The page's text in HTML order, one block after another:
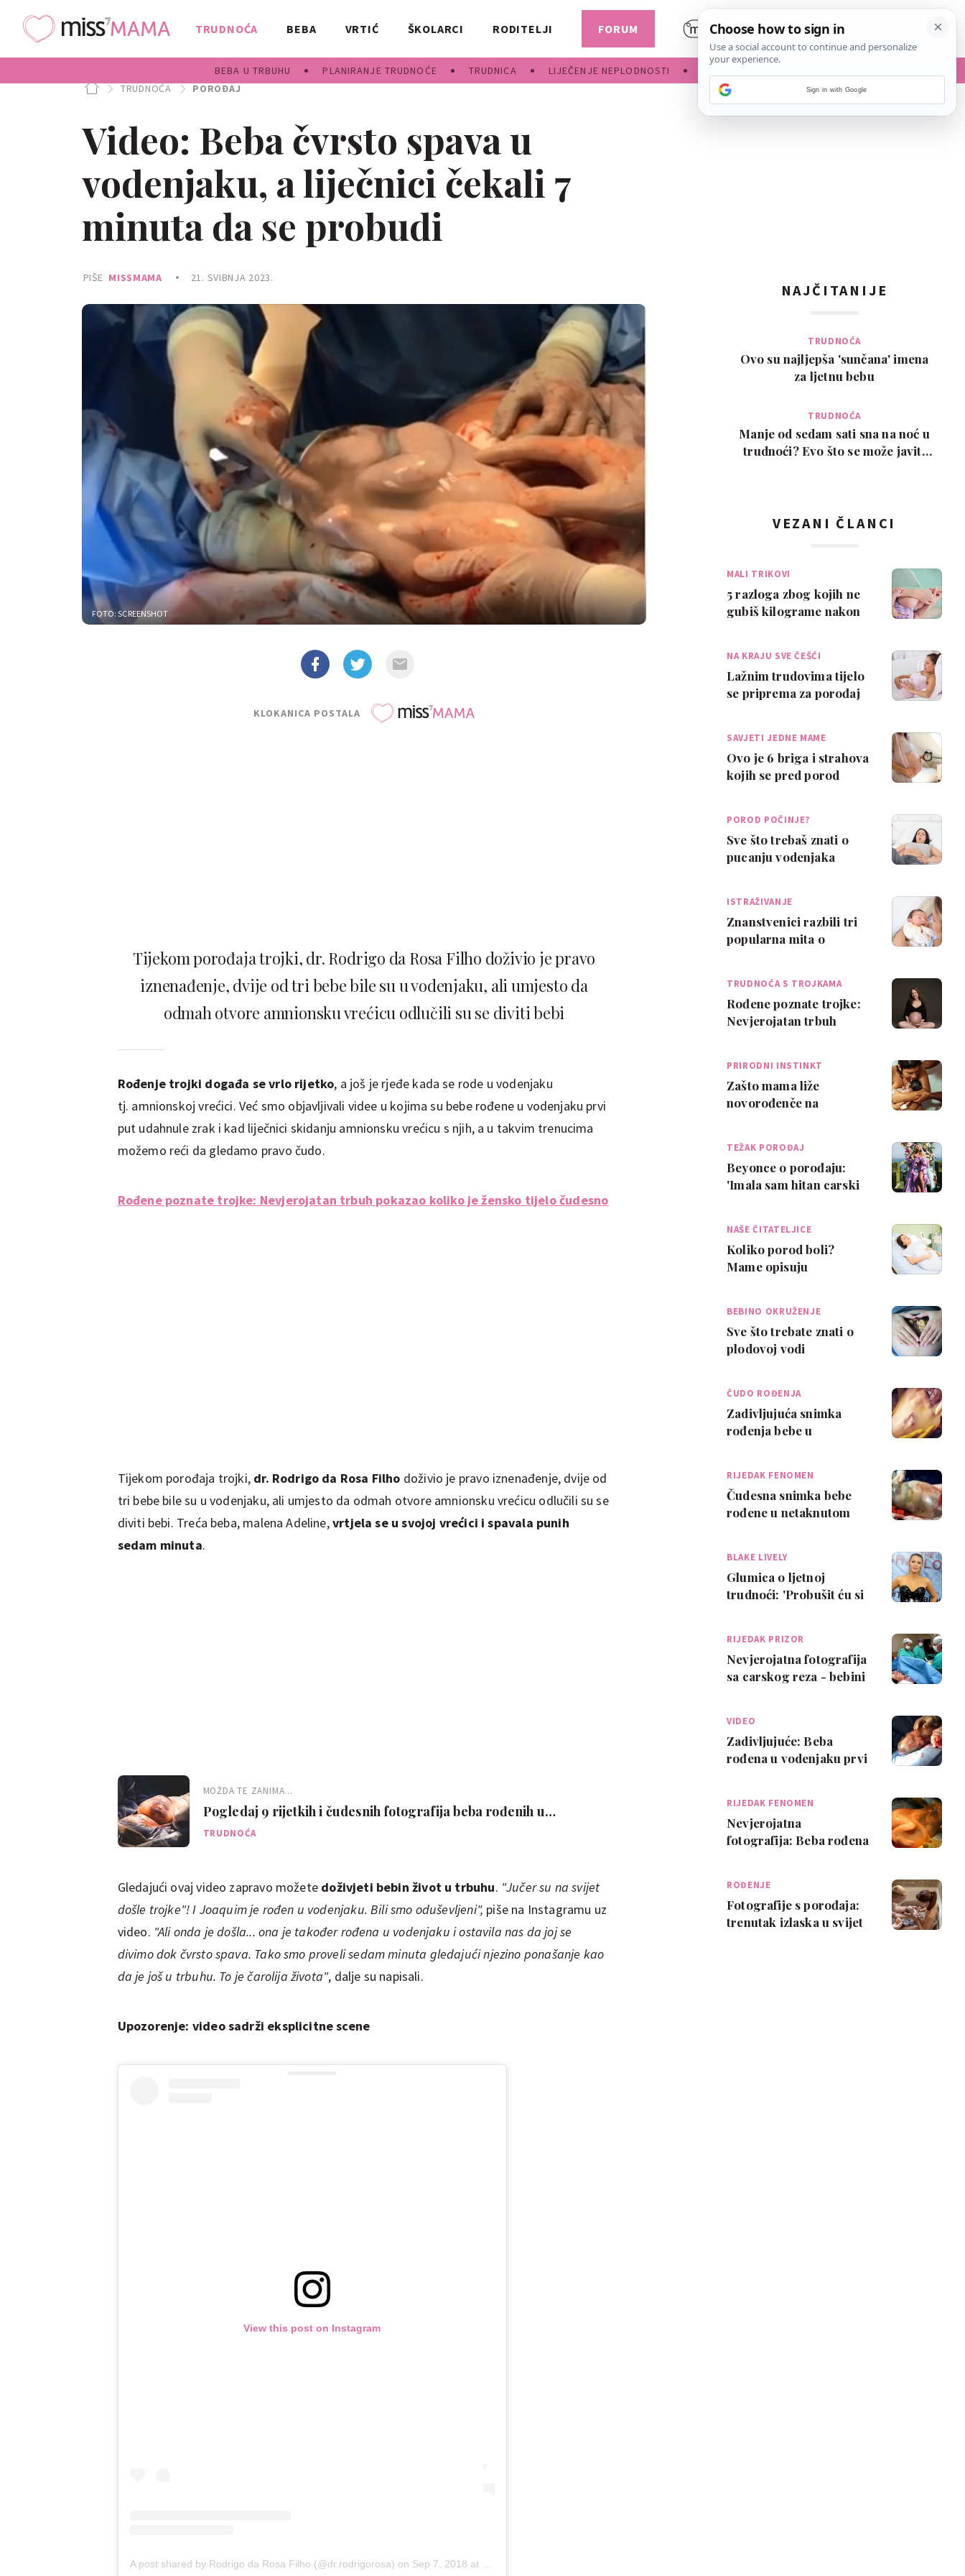
TRUDNOĆA
BEBA U TRBUHU PLANIRANJE TRUDNOĆE TRUDNICA LIJEČENJE NEPLODNOSTI
BEBA VRTIĆ ŠKOLARCI RODITELJI FORUM
TRUDNOĆA POROĐAJ
Video: Beba čvrsto spava u
vodenjaku, a liječnici čekali 7
minuta da se probudi
PIŠE MISSMAMA 21. SVIBNJA 2023.
FOTO: SCREENSHOT
KLOKANICA POSTALA
Tijekom porođaja trojki, dr. Rodrigo da Rosa Filho doživio je pravo
iznenađenje, dvije od tri bebe bile su u vodenjaku, ali umjesto da
odmah otvore amnionsku vrećicu odlučili su se diviti bebi
Rođenje trojki događa se vrlo rijetko, a još je rjeđe kada se rode u vodenjaku
tj. amnionskoj vrećici. Već smo objavljivali videe u kojima su bebe rođene u vodenjaku prvi
put udahnule zrak i kad liječnici skidanju amnionsku vrećicu s njih, a u takvim trenucima
možemo reći da gledamo pravo čudo.
Rođene poznate trojke: Nevjerojatan trbuh pokazao koliko je žensko tijelo čudesno
Tijekom porođaja trojki, dr. Rodrigo da Rosa Filho doživio je pravo iznenađenje, dvije od
tri bebe bile su u vodenjaku, ali umjesto da odmah otvore amnionsku vrećicu odlučili su se
diviti bebi. Treća beba, malena Adeline,vrtjela se u svojoj vrećici i spavala punih
sedam minuta.
MOŽDA TE ZANIMA...
Pogledaj 9 rijetkih i čudesnih fotografija beba rođenih u
vodenjaku
TRUDNOĆA
Gledajući ovaj video zapravo možetedoživjeti bebin život u trbuhu. "Jučer su na svijet
došle trojke"! I Joaquim je rođen u vodenjaku. Bili smo oduševljeni", piše na Instagramu uz
video. "Ali onda je došla... ona je također rođena u vodenjaku i ostavila nas da joj se
divimo dok čvrsto spava. Tako smo proveli sedam minuta gledajući njezino ponašanje kao
da je još u trbuhu. To je čarolija života", dalje su napisali.
Upozorenje: video sadrži eksplicitne scene
View this post on Instagram
A post shared by Rodrigo da Rosa Filho (@dr.rodrigorosa) on Sep 7, 2018 at 6:00am PDT
NAJČITANIJE
TRUDNOĆA
Ovo su najljepša 'sunčana' imena
za ljetnu bebu
TRUDNOĆA
Manje od sedam sati sna na noć u
trudnoći? Evo što se može javiti
VEZANI ČLANCI
MALI TRIKOVI
5 razloga zbog kojih ne
gubiš kilograme nakon
NA KRAJU SVE ČEŠĆI
Lažnim trudovima tijelo
se priprema za porođaj
SAVJETI JEDNE MAME
Ovo je 6 briga i strahova
kojih se pred porod
POROD POČINJE?
Sve što trebaš znati o
pucanju vodenjaka
ISTRAŽIVANJE
Znanstvenici razbili tri
popularna mita o
TRUDNOĆA S TROJKAMA
Rođene poznate trojke:
Nevjerojatan trbuh
PRIRODNI INSTINKT
Zašto mama liže
novorođenče na
TEŽAK POROĐAJ
Beyonce o porođaju:
'Imala sam hitan carski
NAŠE ČITATELJICE
Koliko porod boli?
Mame opisuju
BEBINO OKRUŽENJE
Sve što trebate znati o
plodovoj vodi
ČUDO ROĐENJA
Zadivljujuća snimka
rođenja bebe u
RIJEDAK FENOMEN
Čudesna snimka bebe
rođene u netaknutom
BLAKE LIVELY
Glumica o ljetnoj
trudnoći: 'Probušit ću si
RIJEDAK PRIZOR
Nevjerojatna fotografija
sa carskog reza - bebini
VIDEO
Zadivljujuće: Beba
rođena u vodenjaku prvi
RIJEDAK FENOMEN
Nevjerojatna
fotografija: Beba rođena
ROĐENJE
Fotografije s porođaja:
trenutak izlaska u svijet
Sign in with Google